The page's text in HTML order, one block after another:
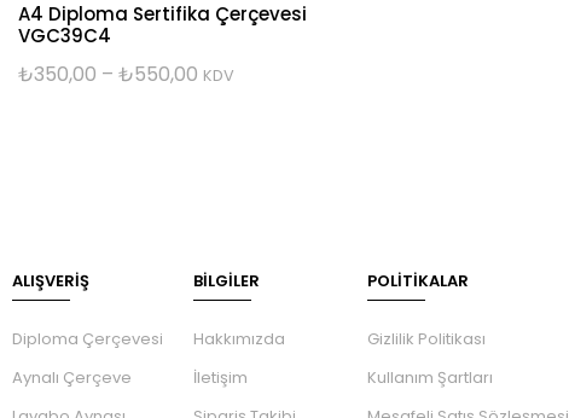
A4 Diploma Sertifika Çerçevesi
VGC39C4
₺350,00 – ₺550,00 KDV
ALIŞVERİŞ
Diploma Çerçevesi
Aynalı Çerçeve
BILGILER
Hakkımızda
İletişim
POLİTİKALAR
Gizlilik Politikası
Kullanım Şartları